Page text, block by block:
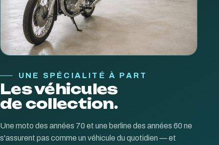
UNE SPÉCIALITÉ À PART
Les véhicules
de collection.
Une moto des années 70 et une berline des années 60 ne
s'assurent pas comme un véhicule du quotidien — et